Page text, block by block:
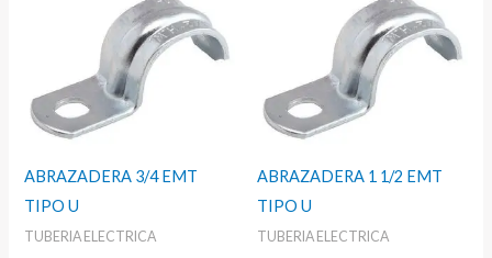
ABRAZADERA 3/4 EMT
TIPO U
TUBERIA ELECTRICA
ABRAZADERA 1 1/2 EMT
TIPO U
TUBERIA ELECTRICA